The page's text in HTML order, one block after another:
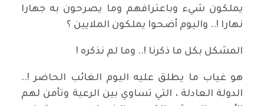
يملكون شيء وباعترافهم وما يصرحون به جهارا
نهارا !.. واليوم أضحوا يملكون الملايين ؟
المشكل بكل ما ذكرنا !.. وما لم نذكره !
هو غياب ما يطلق عليه اليوم الغائب الحاضر !..
الدولة العادلة ، التي تساوي بين الرعية وتأمن لهم